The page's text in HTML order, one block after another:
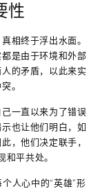
性
相终于浮出水面。
是由于环境和外部
的矛盾，以此来实
。
一直以来为了错误
也让他们明白，如
，他们决定联手，
平共处。
人心中的“英雄”形